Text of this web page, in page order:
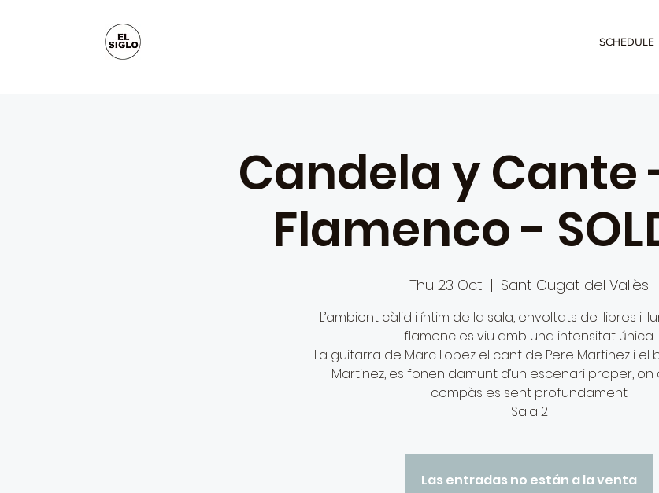
SCHEDULE
Candela y Cante
Flamenco -
Thu 23 Oct
  |
Sant Cugat del Vallès
L’ambient càlid i íntim de la sala, envoltats de llibres i
flamenc es viu amb una intensitat única.
La guitarra de Marc Lopez el cant de Pere Martinez i el
Martinez, es fonen damunt d’un escenari proper,
compàs es sent profundament.
Sala 2
Las entradas no están a la venta